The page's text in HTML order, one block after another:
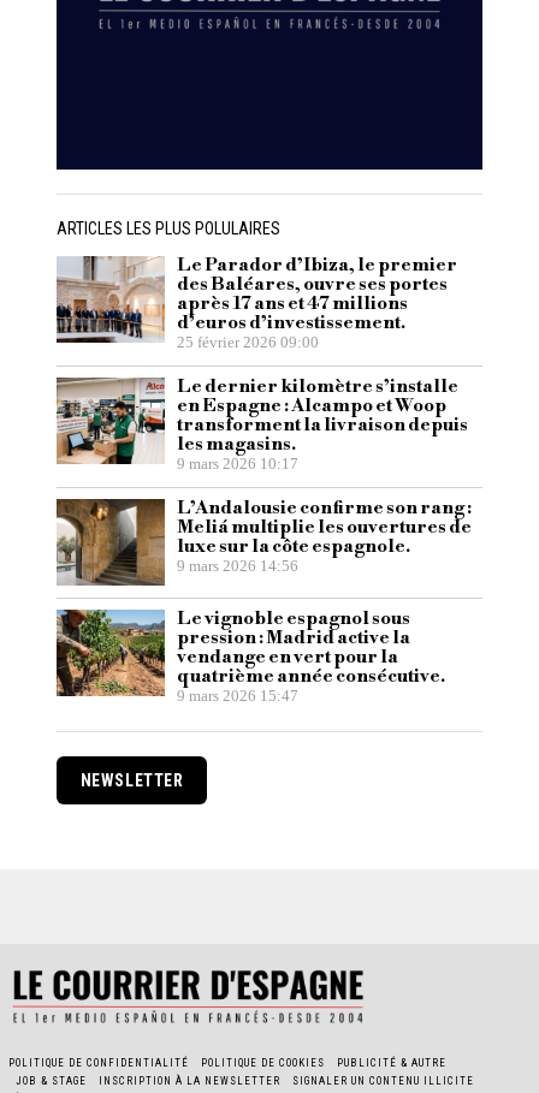
ARTICLES LES PLUS POLULAIRES
Le Parador d’Ibiza, le premier
des Baléares, ouvre ses portes
après 17 ans et 47 millions
d’euros d’investissement.
25 février 2026 09:00
Le dernier kilomètre s’installe
en Espagne : Alcampo et Woop
transforment la livraison depuis
les magasins.
9 mars 2026 10:17
L’Andalousie confirme son rang :
Meliá multiplie les ouvertures de
luxe sur la côte espagnole.
9 mars 2026 14:56
Le vignoble espagnol sous
pression : Madrid active la
vendange en vert pour la
quatrième année consécutive.
9 mars 2026 15:47
NEWSLETTER
POLITIQUE DE CONFIDENTIALITÉ POLITIQUE DE COOKIES
PUBLICITÉ & AUTRE
JOB & STAGE
INSCRIPTION À LA NEWSLETTER
SIGNALER UN CONTENU ILLICITE